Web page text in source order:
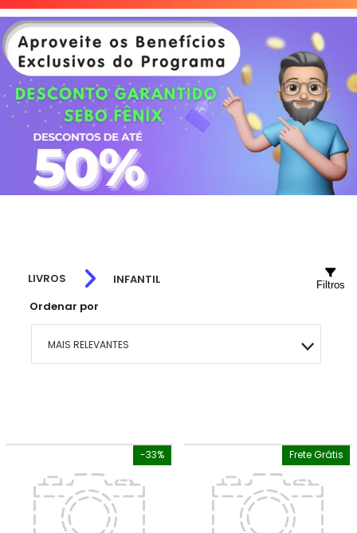
LIVROS
INFANTIL
Ordenar por
MAIS RELEVANTES
A - Z
Filtros
-33% Frete Grátis